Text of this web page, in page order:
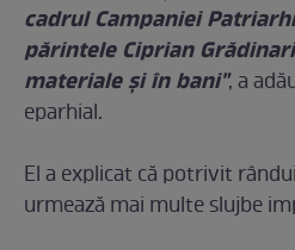
cadrul Campaniei
părintele Ciprian
materiale şi în bani", a
eparhial.
El a explicat că potrivit
urmează mai multe slujbe